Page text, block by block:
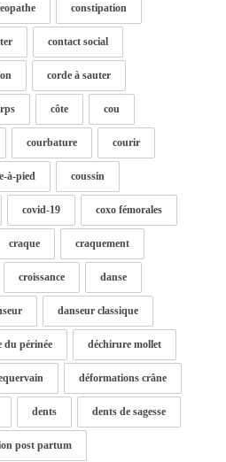
constipation
contact social
corde à sauter
côte cou
courbature courir
à-pied coussin
covid-19 coxo fémorales
craque craquement
croissance danse
danseur classique
du périnée déchirure mollet
déformations crâne
dents dents de sagesse
post partum